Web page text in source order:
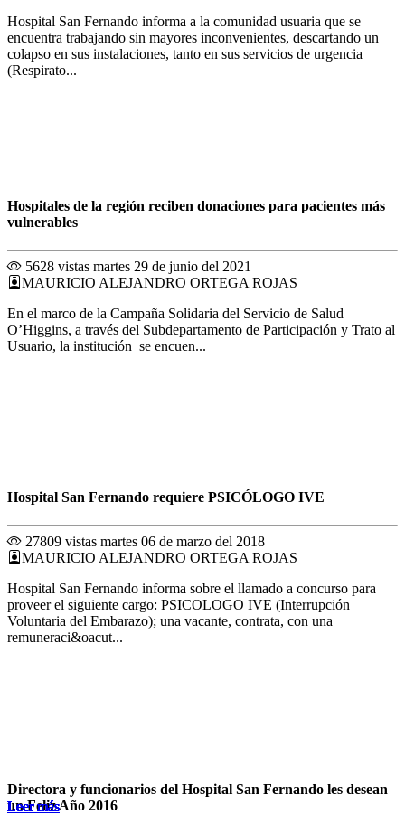
Leer más
Leer más
Leer más
Leer más
Hospital San Fernando informa a la comunidad usuaria que se
encuentra trabajando sin mayores inconvenientes, descartando un
colapso en sus instalaciones, tanto en sus servicios de urgencia
(Respirato...
Leer más
Hospitales de la región reciben donaciones para pacientes más
vulnerables
5628 vistas martes 29 de junio del 2021
MAURICIO ALEJANDRO ORTEGA ROJAS
En el marco de la Campaña Solidaria del Servicio de Salud
O’Higgins, a través del Subdepartamento de Participación y Trato al
Usuario, la institución se encuen...
Leer más
Hospital San Fernando requiere PSICÓLOGO IVE
27809 vistas martes 06 de marzo del 2018
MAURICIO ALEJANDRO ORTEGA ROJAS
Hospital San Fernando informa sobre el llamado a concurso para
proveer el siguiente cargo: PSICOLOGO IVE (Interrupción
Voluntaria del Embarazo); una vacante, contrata, con una
remuneraci&oacut...
Leer más
Directora y funcionarios del Hospital San Fernando les desean
un Feliz Año 2016
Leer más
Leer más
Leer más
Leer más
Leer más